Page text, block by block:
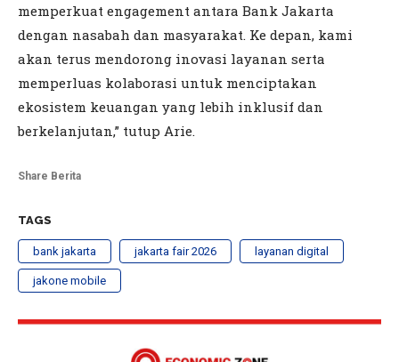
memperkuat engagement antara Bank Jakarta
dengan nasabah dan masyarakat. Ke depan, kami
akan terus mendorong inovasi layanan serta
memperluas kolaborasi untuk menciptakan
ekosistem keuangan yang lebih inklusif dan
berkelanjutan,” tutup Arie.
Share Berita
TAGS
bank jakarta jakarta fair 2026 layanan digital
jakone mobile